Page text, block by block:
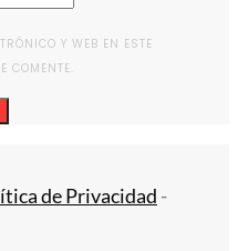
Y WEB EN ESTE
COMENTE.
de Privacidad -